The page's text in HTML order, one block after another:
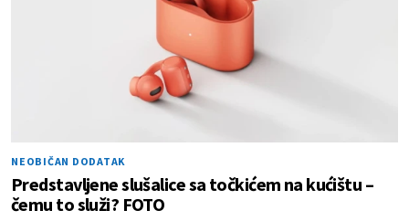
NEOBIČAN DODATAK
Predstavljene slušalice sa točkićem na kućištu –
čemu to služi? FOTO